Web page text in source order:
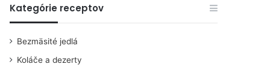
Kategórie receptov
Bezmäsité jedlá
Koláče a dezerty